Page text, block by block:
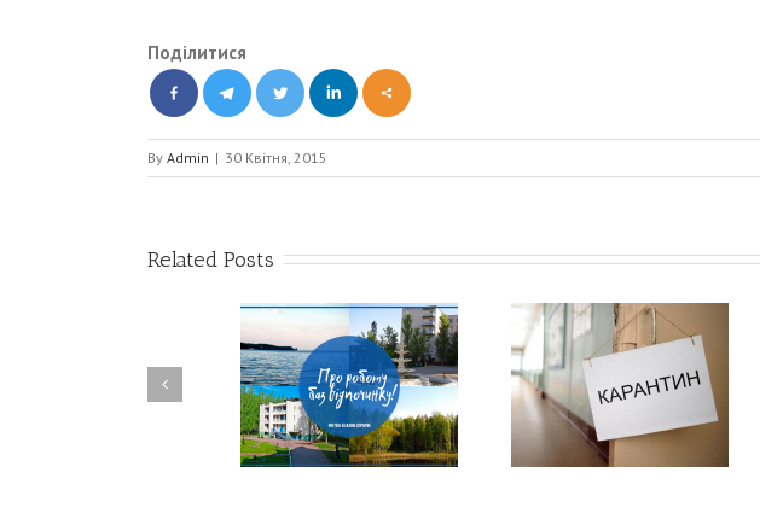
Поділитися
By Admin | 30 Квітня, 2015
Related Posts
Увага! Карантин Нове шоу!